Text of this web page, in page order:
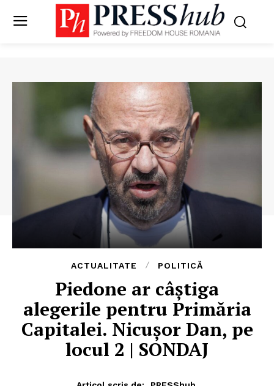
ACTUALITATE POLITICĂ
Piedone ar câștiga
alegerile pentru Primăria
Capitalei. Nicușor Dan, pe
locul 2 | SONDAJ